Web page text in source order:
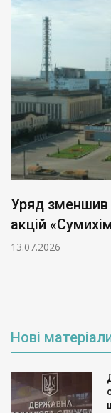
Уряд зменшив
акцій
13.07.2026
Нові